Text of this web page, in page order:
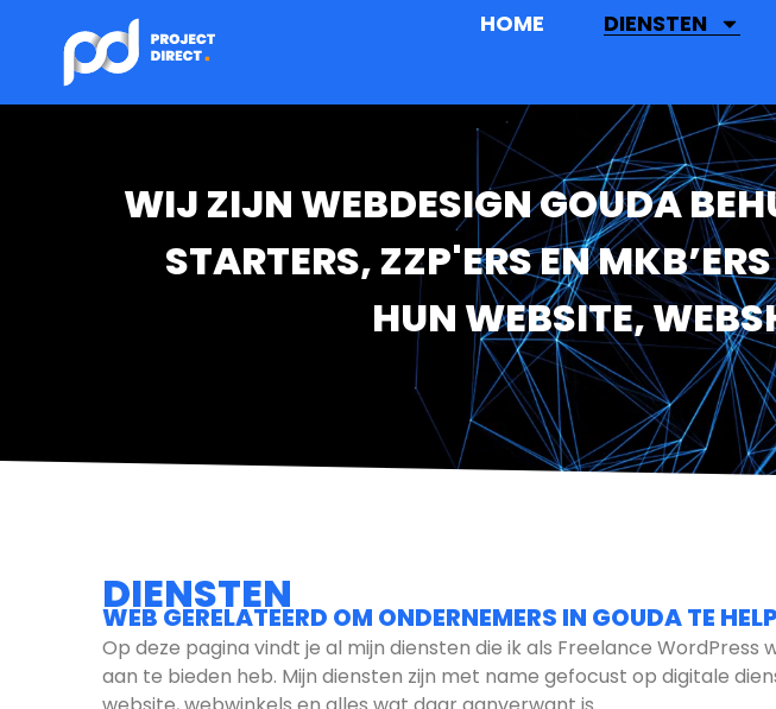
HOME DIENSTEN
WIJ ZIJN WEBDESIGN GOUDA
STARTERS, ZZP'ERS EN
HUN WEBSITE,
DIENSTEN
WEB GERELATEERD OM ONDERNEMERS IN GOUDA TE
Op deze pagina vindt je al mijn diensten die ik als Freelance WordPress
aan te bieden heb. Mijn diensten zijn met name gefocust op digitale